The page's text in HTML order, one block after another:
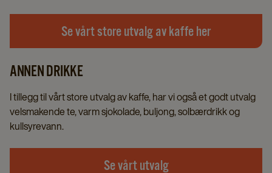
Se vårt store utvalg av kaffe her
ANNEN DRIKKE
I tillegg til vårt store utvalg av kaffe, har vi også et godt utvalg
velsmakende te, varm sjokolade, buljong, solbærdrikk og
kullsyrevann.
Se vårt utvalg